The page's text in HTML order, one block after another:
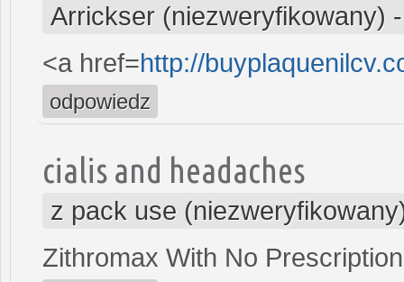
Arrickser (niezweryfikowany)
<a href=http://
odpowiedz
cialis and headaches
z pack use
Zithromax With No Prescription